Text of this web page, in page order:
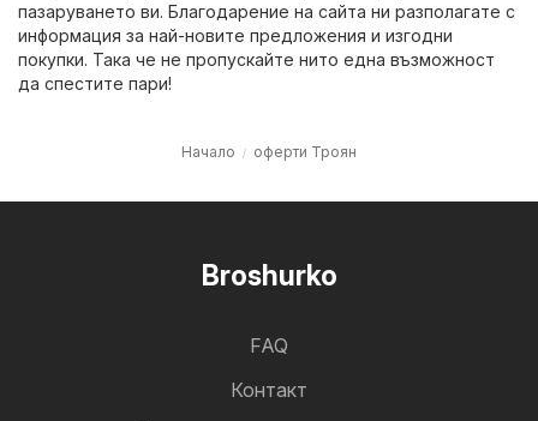
пазаруването ви. Благодарение на сайта ни разполагате с
информация за най-новите предложения и изгодни
покупки. Така че не пропускайте нито една възможност
да спестите пари!
Начало оферти Троян
Broshurko
FAQ
Контакт